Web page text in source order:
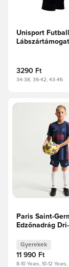
Unisport
3290 Ft
34-38, 39-42, 43-46
Megnyit egy
Paris Saint-
Edzőnadrág
Éjfélkék/
piros/Fehér
Gyerekek
11 990 Ft
8-10 Years, 10-12 Years,